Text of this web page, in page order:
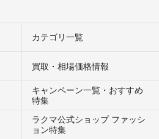
カテゴリ一覧
買取・相場価格情報
キャンペーン一覧・おすすめ
特集
ラクマ公式ショップ ファッシ
ョン特集